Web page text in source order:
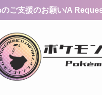
のご支援のお願い/A